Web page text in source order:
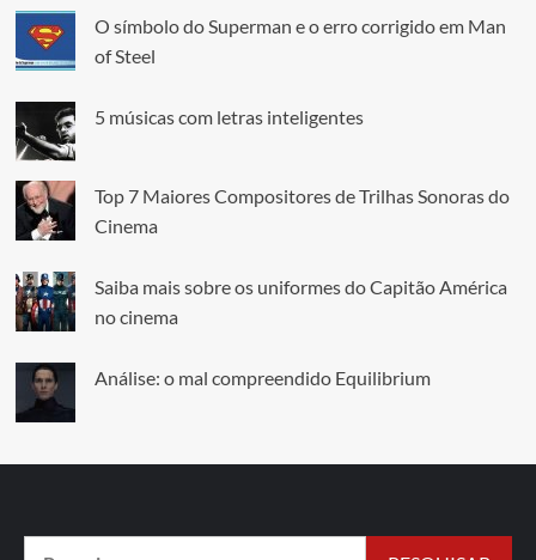
O símbolo do Superman e o erro corrigido em Man
of Steel
5 músicas com letras inteligentes
Top 7 Maiores Compositores de Trilhas Sonoras do
Cinema
Saiba mais sobre os uniformes do Capitão América
no cinema
Análise: o mal compreendido Equilibrium